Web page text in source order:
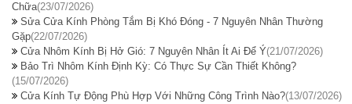
Chữa(23/07/2026)
Sửa Cửa Kính Phòng Tắm Bị Khó Đóng - 7 Nguyên Nhân Thường
Gặp(22/07/2026)
Cửa Nhôm Kính Bị Hở Gió: 7 Nguyên Nhân Ít Ai Để Ý(21/07/2026)
Bảo Trì Nhôm Kính Định Kỳ: Có Thực Sự Cần Thiết Không?
(15/07/2026)
Cửa Kính Tự Động Phù Hợp Với Những Công Trình Nào?(13/07/2026)